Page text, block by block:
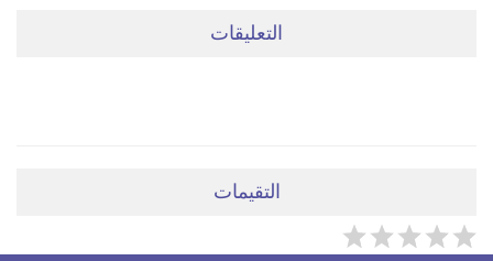
التعليقات
التقيمات